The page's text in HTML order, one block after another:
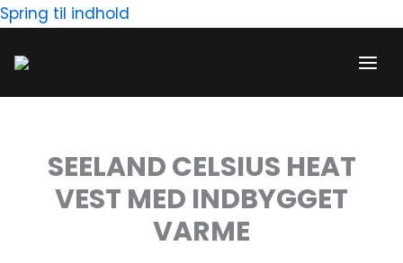
Spring til indhold
SEELAND CELSIUS HEAT
VEST MED INDBYGGET
VARME